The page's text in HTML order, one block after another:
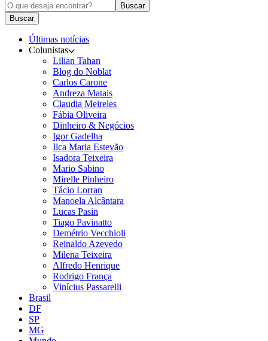
Buscar
Buscar
Últimas notícias
Colunistas
Lilian Tahan
Blog do Noblat
Carlos Carone
Andreza Matais
Claudia Meireles
Fábia Oliveira
Dinheiro & Negócios
Igor Gadelha
Ilca Maria Estevão
Isadora Teixeira
Mario Sabino
Mirelle Pinheiro
Tácio Lorran
Manoela Alcântara
Lucas Pasin
Tiago Pavinatto
Demétrio Vecchioli
Reinaldo Azevedo
Milena Teixeira
Alfredo Henrique
Rodrigo França
Vinícius Passarelli
Brasil
DF
SP
MG